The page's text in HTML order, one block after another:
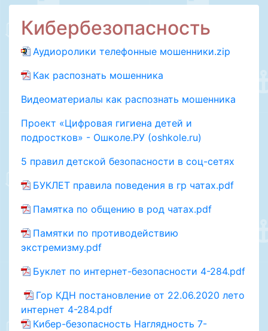
Кибербезопасность
Аудиоролики телефонные мошенники.zip
Как распознать мошенника
Видеоматериалы как распознать мошенника
Проект «Цифровая гигиена детей и
подростков» - Ошколе.РУ (oshkole.ru)
5 правил детской безопасности в соц-сетях
БУКЛЕТ правила поведения в гр чатах.pdf
Памятка по общению в род чатах.pdf
Памятки по противодействию
экстремизму.pdf
Буклет по интернет-безопасности 4-284.pdf
Гор КДН постановление от 22.06.2020 лето
интернет 4-284.pdf
Кибер-безопасность Наглядность 7-